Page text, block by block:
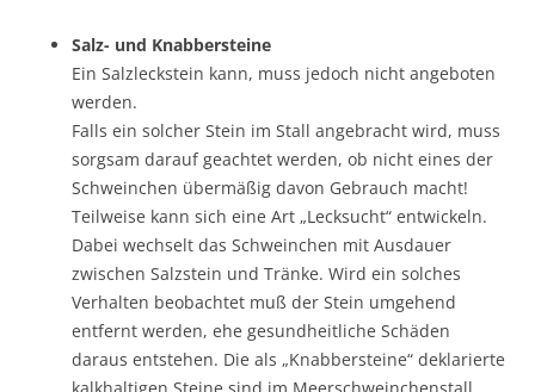
Salz- und Knabbersteine
Ein Salzleckstein kann, muss jedoch nicht angeboten
werden.
Falls ein solcher Stein im Stall angebracht wird, muss
sorgsam darauf geachtet werden, ob nicht eines der
Schweinchen übermäßig davon Gebrauch macht!
Teilweise kann sich eine Art „Lecksucht“ entwickeln.
Dabei wechselt das Schweinchen mit Ausdauer
zwischen Salzstein und Tränke. Wird ein solches
Verhalten beobachtet muß der Stein umgehend
entfernt werden, ehe gesundheitliche Schäden
daraus entstehen. Die als „Knabbersteine“ deklarierte